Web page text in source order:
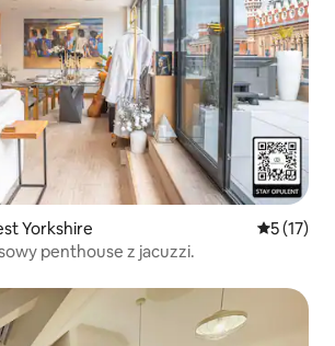
Yorkshire Średnia
5 (17)
penthouse z jacuzzi.